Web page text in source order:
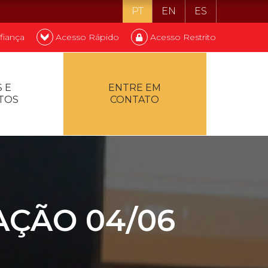
PT EN ES
Acesso Rápido Acesso Restrito
E
ENTRE EM
CONTATO
04/06